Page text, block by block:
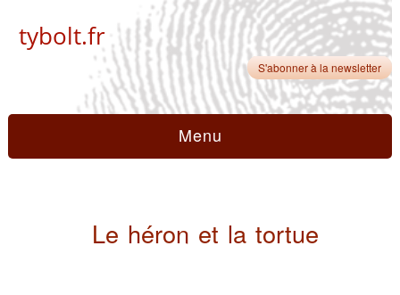
tybolt.fr
S'abonner à la newsletter
Menu
Le héron et la tortue